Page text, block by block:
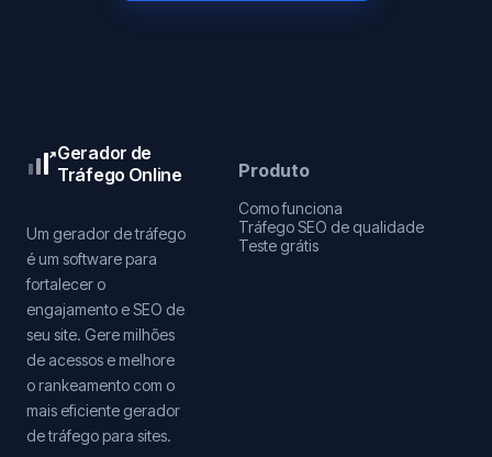
Gerador de
Tráfego Online
Um gerador de tráfego
é um software para
fortalecer o
engajamento e SEO de
seu site. Gere milhões
de acessos e melhore
o rankeamento com o
mais eficiente gerador
de tráfego para sites.
Produto
Como funciona
Tráfego SEO de qualidade
Teste grátis